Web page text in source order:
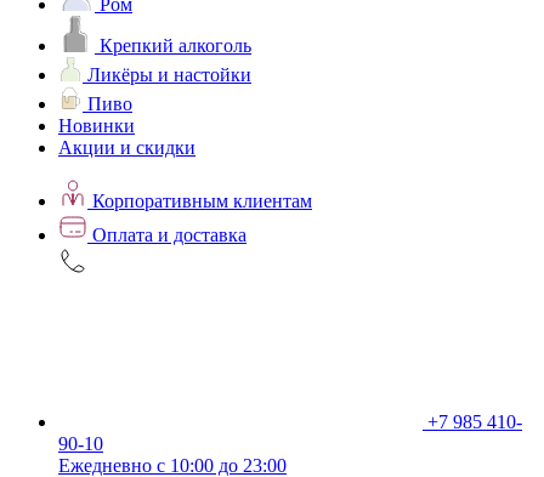
Ром
Крепкий алкоголь
Ликёры и настойки
Пиво
Новинки
Акции и скидки
Корпоративным клиентам
Оплата и доставка
+7 985 410-
90-10
Ежедневно с 10:00 до 23:00